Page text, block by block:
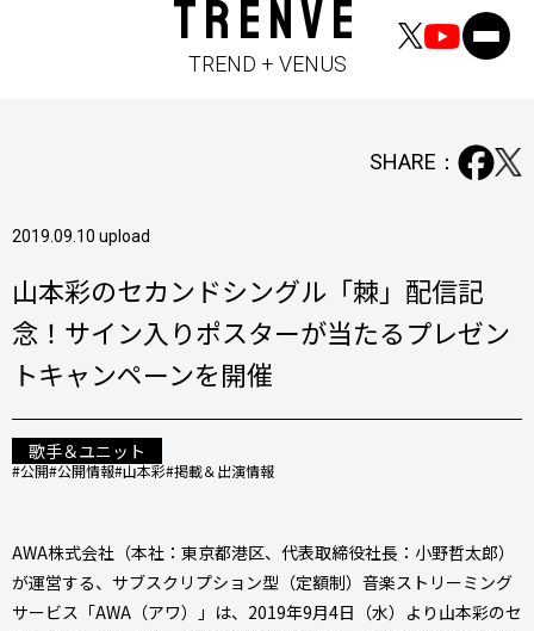
TRENVE
TREND + VENUS
2019.09.10 upload
SHARE：
山本彩のセカンドシングル「棘」配信記
念！サイン入りポスターが当たるプレゼン
トキャンペーンを開催
歌手＆ユニット
#公開#公開情報#山本彩#掲載＆出演情報
AWA株式会社（本社：東京都港区、代表取締役社長：小野哲太郎）
が運営する、サブスクリプション型（定額制）音楽ストリーミング
サービス「AWA（アワ）」は、2019年9月4日（水）より山本彩のセ